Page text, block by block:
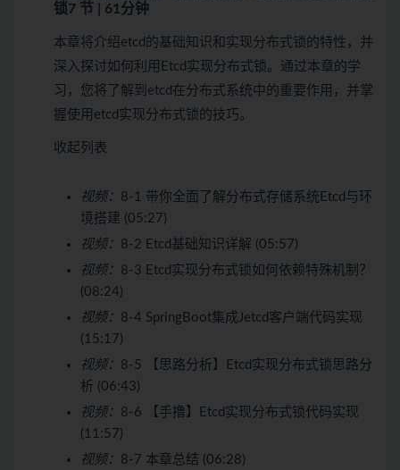
锁7 节 | 61分钟
本章将介绍etcd的基础知识和实现分布式锁的特性，并
深入探讨如何利用Etcd实现分布式锁。通过本章的学
习，您将了解到etcd在分布式系统中的重要作用，并掌
握使用etcd实现分布式锁的技巧。
收起列表
视频： 8-1 带你全面了解分布式存储系统Etcd与环
境搭建 (05:27)
视频： 8-2 Etcd基础知识详解 (05:57)
视频： 8-3 Etcd实现分布式锁如何依赖特殊机制？
(08:24)
视频： 8-4 SpringBoot集成Jetcd客户端代码实现
(15:17)
视频： 8-5 【思路分析】Etcd实现分布式锁思路分
析 (06:43)
视频： 8-6 【手撸】Etcd实现分布式锁代码实现
(11:57)
视频： 8-7 本章总结 (06:28)